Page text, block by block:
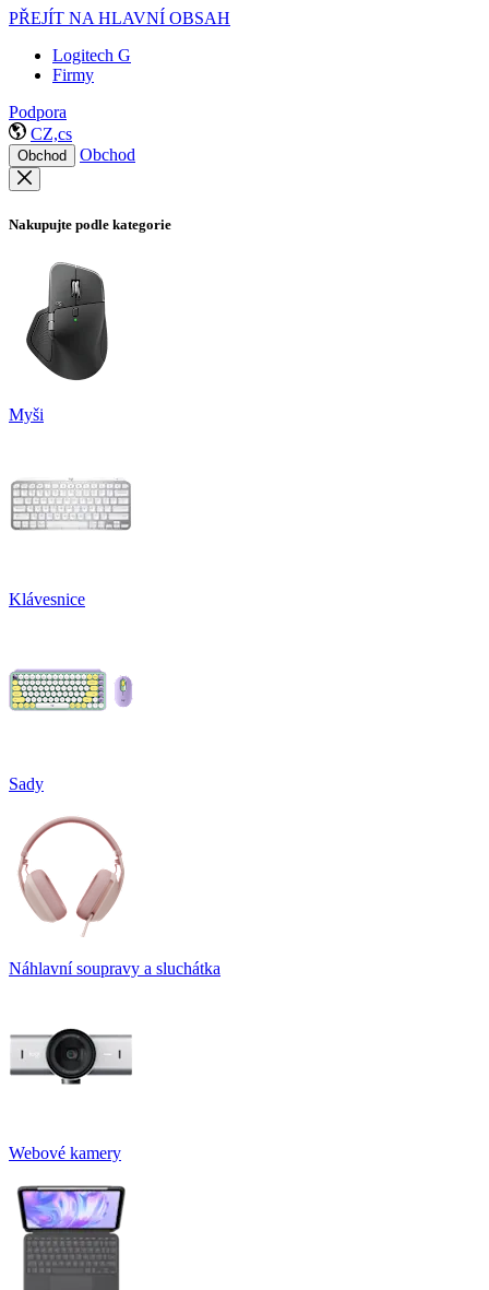
PŘEJÍT NA HLAVNÍ OBSAH
Logitech G
Firmy
Podpora
CZ,cs
Obchod Obchod
Nakupujte podle kategorie
Myši
Klávesnice
Sady
Náhlavní soupravy a sluchátka
Webové kamery